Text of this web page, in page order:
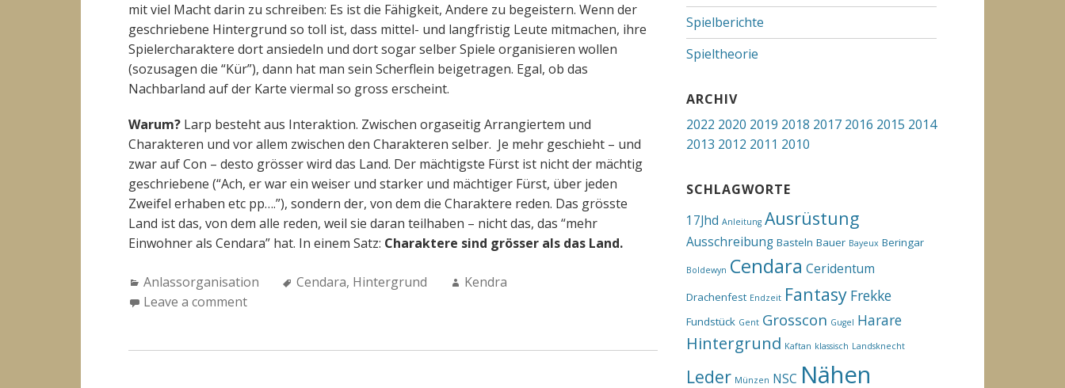
mit viel Macht darin zu schreiben: Es ist die Fähigkeit, Andere zu begeistern. Wenn der
geschriebene Hintergrund so toll ist, dass mittel- und langfristig Leute mitmachen, ihre
Spielercharaktere dort ansiedeln und dort sogar selber Spiele organisieren wollen
(sozusagen die “Kür”), dann hat man sein Scherflein beigetragen. Egal, ob das
Nachbarland auf der Karte viermal so gross erscheint.
Warum? Larp besteht aus Interaktion. Zwischen orgaseitig Arrangiertem und
Charakteren und vor allem zwischen den Charakteren selber. Je mehr geschieht – und
zwar auf Con – desto grösser wird das Land. Der mächtigste Fürst ist nicht der mächtig
geschriebene (“Ach, er war ein weiser und starker und mächtiger Fürst, über jeden
Zweifel erhaben etc pp….”), sondern der, von dem die Charaktere reden. Das grösste
Land ist das, von dem alle reden, weil sie daran teilhaben – nicht das, das “mehr
Einwohner als Cendara” hat. In einem Satz: Charaktere sind grösser als das Land.
Categories:
Anlassorganisation Tags:
Cendara, Hintergrund Author:
Kendra
Leave a comment
Spielberichte
Spieltheorie
ARCHIV
2022 2020 2019 2018 2017 2016 2015 2014
2013 2012 2011 2010
SCHLAGWORTE
17Jhd Anleitung Ausrüstung
Ausschreibung Basteln Bauer Bayeux Beringar
Boldewyn Cendara Ceridentum
Drachenfest Endzeit Fantasy Frekke
Fundstück Gent Grosscon Gugel Harare
Hintergrund Kaftan klassisch Landsknecht
Leder Münzen NSC Nähen